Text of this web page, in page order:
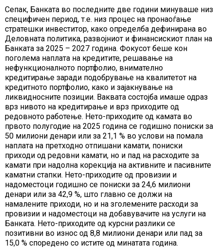
Сепак, Банката во последните две години минуваше низ
специфичен период, т.е. низ процес на пронаоѓање
стратешки инвеститор, како определба дефинирана во
Деловната политика, развојниот и финансискиот план на
Банката за 2025 – 2027 година. Фокусот беше кон
поголема наплата на кредитите, решавање на
нефункционалното портфолио, внимателно
кредитирање заради подобрување на квалитетот на
кредитното портфолио, како и зајакнување на
ликвидносните позиции. Ваквата состојба имаше одраз
врз нивото на кредитирање и врз приходите од
редовното работење. Нето-приходите од камата во
првото полугодие на 2025 година се годишно пониски за
50 милиони денари или за 21,1 % во услови на помала
наплата на претходно отпишани камати, пониски
приходи од редовни камати, но и пад на расходите за
камати при надолна корекција на активните и пасивните
каматни стапки. Нето-приходите од провизии и
надоместоци годишно се пониски за 24,6 милиони
денари или за 42,9 %, што главно се должи на
намалените приходи, но и на зголемените расходи за
провизии и надоместоци на добавувачите на услуги на
Банката. Нето-приходите од курсни разлики се
позитивни во износ од 8,8 милиони денари или пад за
15,0 % споредено со истите од минатата година.